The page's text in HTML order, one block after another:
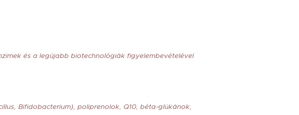
és a legújabb biotechnológiák figyelembevételével
Bifidobacterium), poliprenolok, Q10, béta-glükánok,